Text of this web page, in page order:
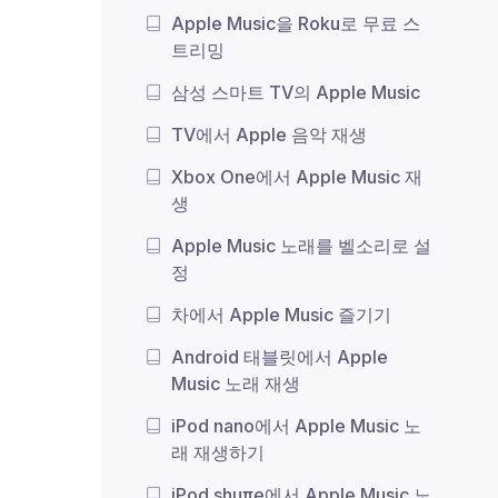
Apple Music을 Roku로 무료 스
트리밍
삼성 스마트 TV의 Apple Music
TV에서 Apple 음악 재생
Xbox One에서 Apple Music 재
생
Apple Music 노래를 벨소리로 설
정
차에서 Apple Music 즐기기
Android 태블릿에서 Apple
Music 노래 재생
iPod nano에서 Apple Music 노
래 재생하기